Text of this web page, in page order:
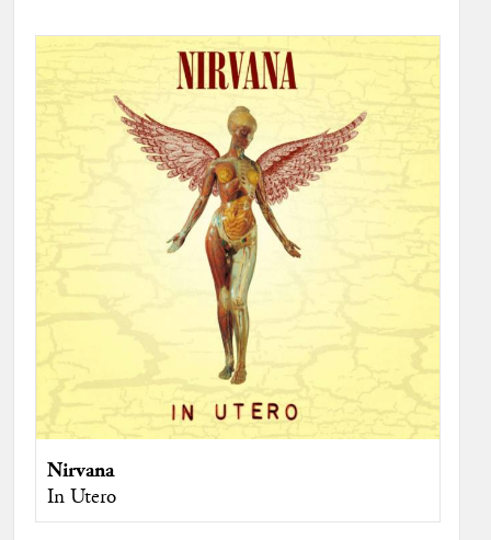
Nirvana
In Utero